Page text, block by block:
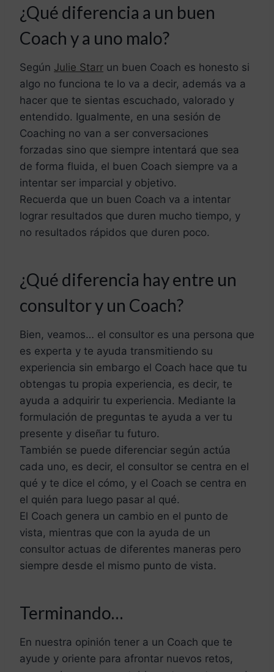
¿Qué diferencia a un buen
Coach y a uno malo?
Según Julie Starr un buen Coach es honesto si
algo no funciona te lo va a decir, además va a
hacer que te sientas escuchado, valorado y
entendido. Igualmente, en una sesión de
Coaching no van a ser conversaciones
forzadas sino que siempre intentará que sea
de forma fluida, el buen Coach siempre va a
intentar ser imparcial y objetivo.
Recuerda que un buen Coach va a intentar
lograr resultados que duren mucho tiempo, y
no resultados rápidos que duren poco.
¿Qué diferencia hay entre un
consultor y un Coach?
Bien, veamos… el consultor es una persona que
es experta y te ayuda transmitiendo su
experiencia sin embargo el Coach hace que tu
obtengas tu propia experiencia, es decir, te
ayuda a adquirir tu experiencia. Mediante la
formulación de preguntas te ayuda a ver tu
presente y diseñar tu futuro.
También se puede diferenciar según actúa
cada uno, es decir, el consultor se centra en el
qué y te dice el cómo, y el Coach se centra en
el quién para luego pasar al qué.
El Coach genera un cambio en el punto de
vista, mientras que con la ayuda de un
consultor actuas de diferentes maneras pero
siempre desde el mismo punto de vista.
Terminando…
En nuestra opinión tener a un Coach que te
ayude y oriente para afrontar nuevos retos,